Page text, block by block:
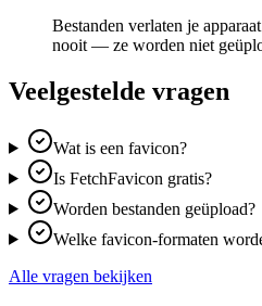
Bestanden verlaten je
nooit — ze worden niet
Veelgestelde vragen
Wat is een favicon?
Is FetchFavicon gratis?
Worden bestanden geüpload?
Welke favicon-formaten
Alle vragen bekijken